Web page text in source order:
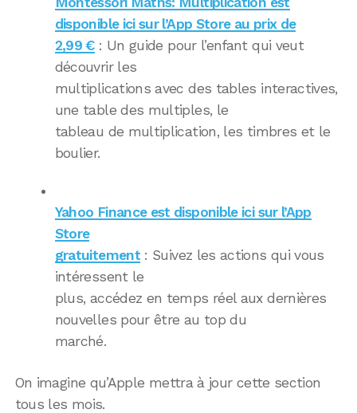
disponible ici sur l’App Store au prix de
2,99 €: Un guide pour l’enfant qui veut
découvrir les
multiplications avec des tables interactives,
une table des multiples, le
tableau de multiplication, les timbres et le
boulier.
Yahoo Finance est disponible ici sur l’App
Store
gratuitement: Suivez les actions qui vous
intéressent le
plus, accédez en temps réel aux dernières
nouvelles pour être au top du
marché.
On imagine qu’Apple mettra à jour cette section
tous les mois.